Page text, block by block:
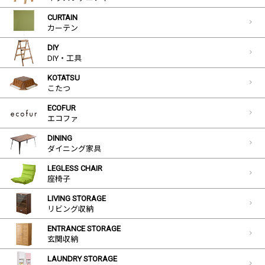
CURTAIN
カーテン
DIY
DIY・工具
KOTATSU
こたつ
ECOFUR
エコファ
DINING
ダイニング家具
LEGLESS CHAIR
座椅子
LIVING STORAGE
リビング収納
ENTRANCE STORAGE
玄関収納
LAUNDRY STORAGE